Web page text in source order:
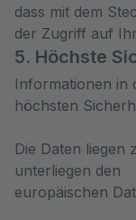
dass mit dem
der Zugriff auf
5. Höchste
Informationen in
höchsten
Die Daten liegen
unterliegen den
europäischen